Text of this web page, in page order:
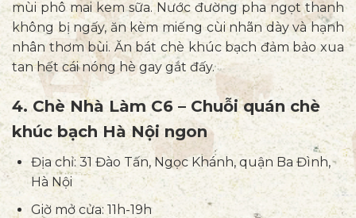
mùi phô mai kem sữa. Nước đường pha ngọt thanh
không bị ngấy, ăn kèm miếng cùi nhãn dày và hạnh
nhân thơm bùi. Ăn bát chè khúc bạch đảm bảo xua
tan hết cái nóng hè gay gắt đấy.
4. Chè Nhà Làm C6 – Chuỗi quán chè
khúc bạch Hà Nội ngon
Địa chỉ: 31 Đào Tấn, Ngọc Khánh, quận Ba Đình,
Hà Nội
Giờ mở cửa: 11h-19h